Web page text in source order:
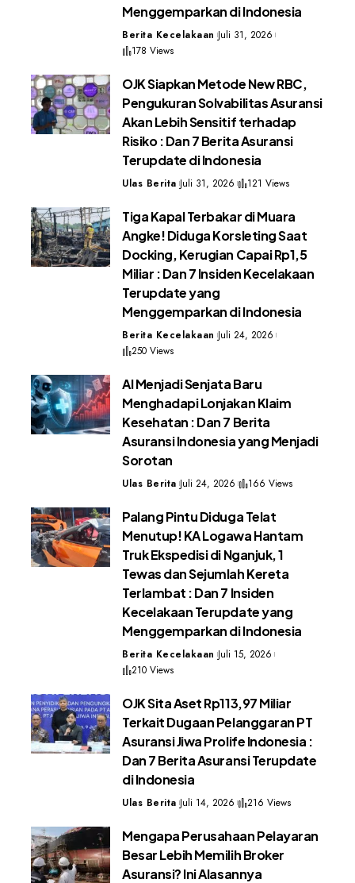
Menggemparkan di Indonesia
Berita Kecelakaan Juli 31, 2026
178 Views
OJK Siapkan Metode New RBC,
Pengukuran Solvabilitas Asuransi
Akan Lebih Sensitif terhadap
Risiko : Dan 7 Berita Asuransi
Terupdate di Indonesia
Ulas Berita Juli 31, 2026 121 Views
Tiga Kapal Terbakar di Muara
Angke! Diduga Korsleting Saat
Docking, Kerugian Capai Rp1,5
Miliar : Dan 7 Insiden Kecelakaan
Terupdate yang
Menggemparkan di Indonesia
Berita Kecelakaan Juli 24, 2026
250 Views
AI Menjadi Senjata Baru
Menghadapi Lonjakan Klaim
Kesehatan : Dan 7 Berita
Asuransi Indonesia yang Menjadi
Sorotan
Ulas Berita Juli 24, 2026 166 Views
Palang Pintu Diduga Telat
Menutup! KA Logawa Hantam
Truk Ekspedisi di Nganjuk, 1
Tewas dan Sejumlah Kereta
Terlambat : Dan 7 Insiden
Kecelakaan Terupdate yang
Menggemparkan di Indonesia
Berita Kecelakaan Juli 15, 2026
210 Views
OJK Sita Aset Rp113,97 Miliar
Terkait Dugaan Pelanggaran PT
Asuransi Jiwa Prolife Indonesia :
Dan 7 Berita Asuransi Terupdate
di Indonesia
Ulas Berita Juli 14, 2026 216 Views
Mengapa Perusahaan Pelayaran
Besar Lebih Memilih Broker
Asuransi? Ini Alasannya